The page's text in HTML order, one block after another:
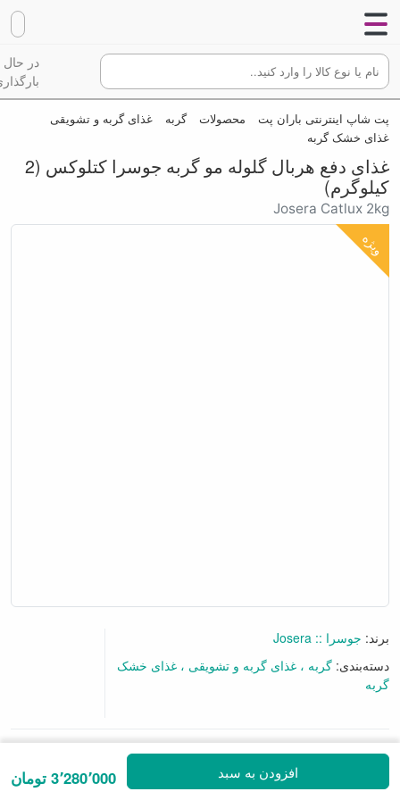
در حال
پت شاپ اینترنتی باران پت محصولات گربه
غذای گربه و تشویقی
غذای خشک گربه
غذای دفع هربال گلوله مو گربه جوسرا کتلوکس (2
کیلوگرم)
Josera Catlux 2kg
ویژه
برند: جوسرا :: Josera
دسته‌بندی:گربه غذای گربه و تشویقی غذای
خشک گربه
افزودن نظرتانافزودن به سبد 3٬280٬000 تومان